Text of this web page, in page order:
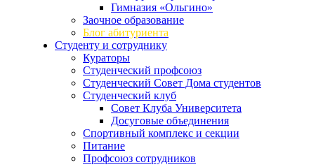
Гимназия «Ольгино»
Заочное образование
Блог абитуриента
Студенту и сотруднику
Кураторы
Студенческий профсоюз
Студенческий Совет Дома студентов
Студенческий клуб
Совет Клуба Университета
Досуговые объединения
Спортивный комплекс и секции
Питание
Профсоюз сотрудников